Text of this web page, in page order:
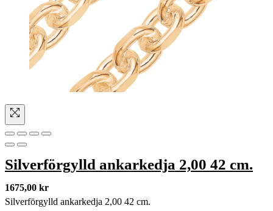
Silverförgylld ankarkedja 2,00 42 cm.
1675,00 kr
Silverförgylld ankarkedja 2,00 42 cm.